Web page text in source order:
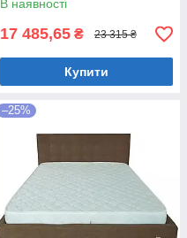
В наявності
17 485,65 ₴ 23 315 ₴
Купити
–25%